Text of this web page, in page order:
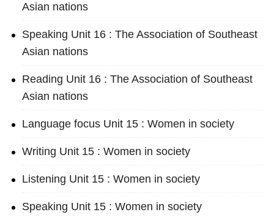
Asian nations
Speaking Unit 16 : The Association of Southeast
Asian nations
Reading Unit 16 : The Association of Southeast
Asian nations
Language focus Unit 15 : Women in society
Writing Unit 15 : Women in society
Listening Unit 15 : Women in society
Speaking Unit 15 : Women in society